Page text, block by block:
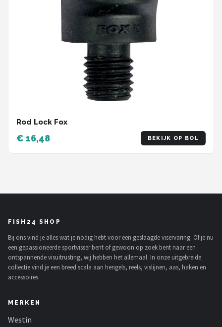
Rod Lock Fox
€ 16,48 BEKIJK OP BOL
FISH24 SHOP
Bij ons vind je alles wat je nodig hebt voor een geslaagde viservaring. Of je nu
een gepassioneerde sportvisser bent of gewoon op zoek bent naar een
ontspannende visuitrusting, wij hebben het allemaal. In onze uitgebreide
collectie vind je een breed scala aan hengels, reels, vislijnen, aas, haken en
accessoires.
MERKEN
Westin